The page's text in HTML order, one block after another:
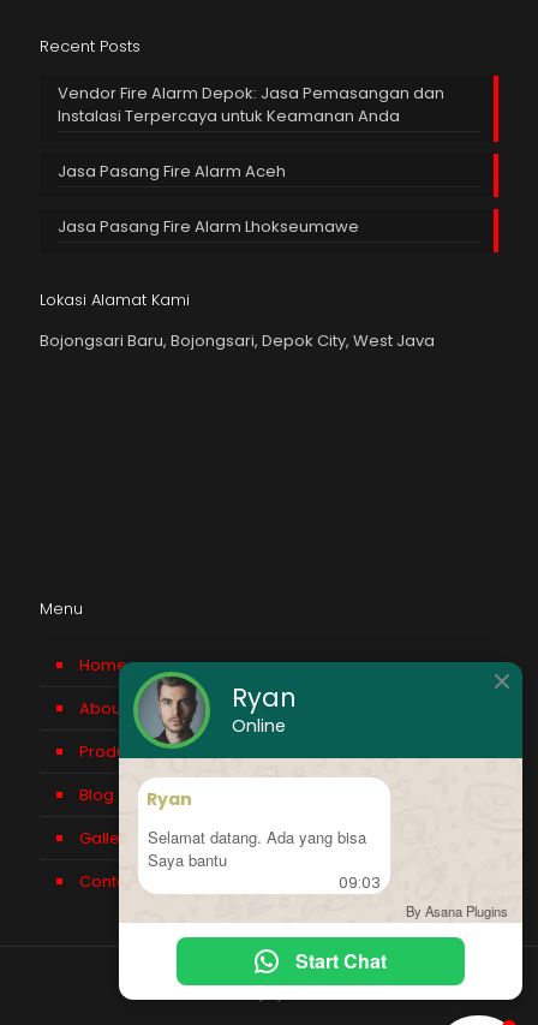
Recent Posts
Vendor Fire Alarm Depok: Jasa Pemasangan dan
Instalasi Terpercaya untuk Keamanan Anda
Jasa Pasang Fire Alarm Aceh
Jasa Pasang Fire Alarm Lhokseumawe
Lokasi Alamat Kami
Bojongsari Baru, Bojongsari, Depok City, West Java
Menu
Home
About us
Product
Blog
Gallery
Contact Us
Ryan
Online
Ryan
Selamat datang. Ada yang bisa
Saya bantu
09:03
By Asana Plugins
Start Chat